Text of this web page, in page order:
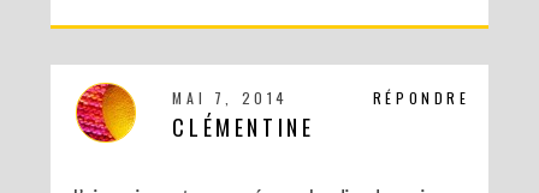
RÉPONDRE
MAI 7, 2014
CLÉMENTINE